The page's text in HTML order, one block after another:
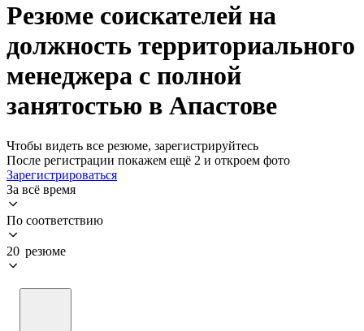
Резюме соискателей на
должность территориального
менеджера с полной
занятостью в Апастове
Чтобы видеть все резюме, зарегистрируйтесь
После регистрации покажем ещё 2 и откроем фото
Зарегистрироваться
За всё время
По соответствию
20 резюме